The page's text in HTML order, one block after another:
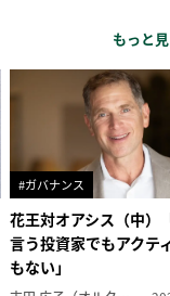
もっと
#ガバナンス
花王対オアシス（中）
言う投資家でもアクテ
もない」